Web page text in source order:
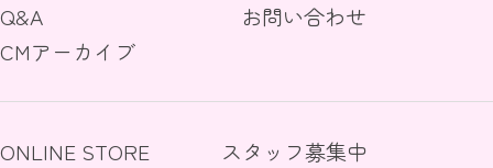
Q&A
お問い合わせ
CMアーカイブ
ONLINE STORE スタッフ募集中